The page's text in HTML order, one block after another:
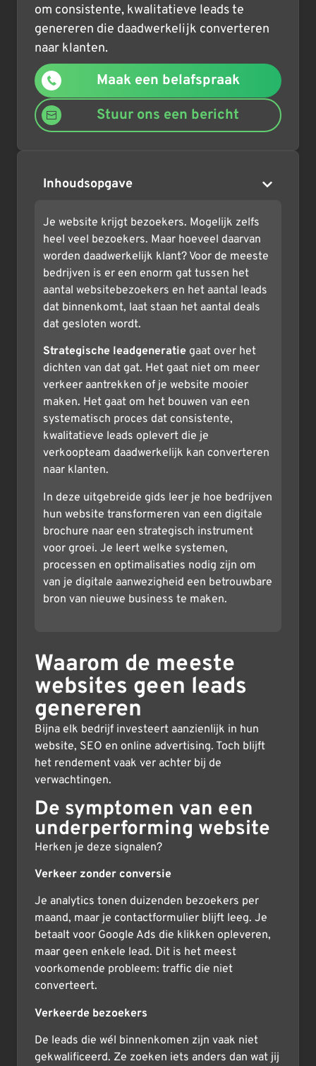
om consistente, kwalitatieve leads te
genereren die daadwerkelijk converteren
naar klanten.
Maak een belafspraak
Stuur ons een bericht
Inhoudsopgave
Je website krijgt bezoekers. Mogelijk zelfs
heel veel bezoekers. Maar hoeveel daarvan
worden daadwerkelijk klant? Voor de meeste
bedrijven is er een enorm gat tussen het
aantal websitebezoekers en het aantal leads
dat binnenkomt, laat staan het aantal deals
dat gesloten wordt.
Strategische leadgeneratie gaat over het
dichten van dat gat. Het gaat niet om meer
verkeer aantrekken of je website mooier
maken. Het gaat om het bouwen van een
systematisch proces dat consistente,
kwalitatieve leads oplevert die je
verkoopteam daadwerkelijk kan converteren
naar klanten.
In deze uitgebreide gids leer je hoe bedrijven
hun website transformeren van een digitale
brochure naar een strategisch instrument
voor groei. Je leert welke systemen,
processen en optimalisaties nodig zijn om
van je digitale aanwezigheid een betrouwbare
bron van nieuwe business te maken.
Waarom de meeste
websites geen leads
genereren
Bijna elk bedrijf investeert aanzienlijk in hun
website, SEO en online advertising. Toch blijft
het rendement vaak ver achter bij de
verwachtingen.
De symptomen van een
underperforming website
Herken je deze signalen?
Verkeer zonder conversie
Je analytics tonen duizenden bezoekers per
maand, maar je contactformulier blijft leeg. Je
betaalt voor Google Ads die klikken opleveren,
maar geen enkele lead. Dit is het meest
voorkomende probleem: traffic die niet
converteert.
Verkeerde bezoekers
De leads die wél binnenkomen zijn vaak niet
gekwalificeerd. Ze zoeken iets anders dan wat jij